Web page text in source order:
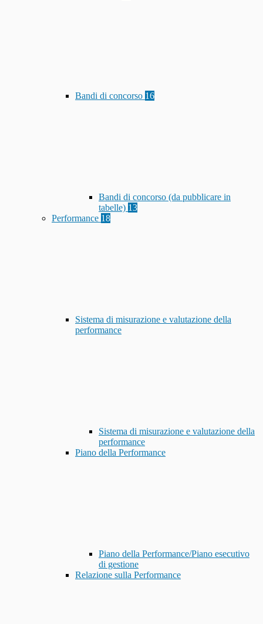
Bandi di concorso 16
Bandi di concorso (da pubblicare in
tabelle) 13
Performance 18
Sistema di misurazione e valutazione della
performance
Sistema di misurazione e valutazione della
performance
Piano della Performance
Piano della Performance/Piano esecutivo
di gestione
Relazione sulla Performance